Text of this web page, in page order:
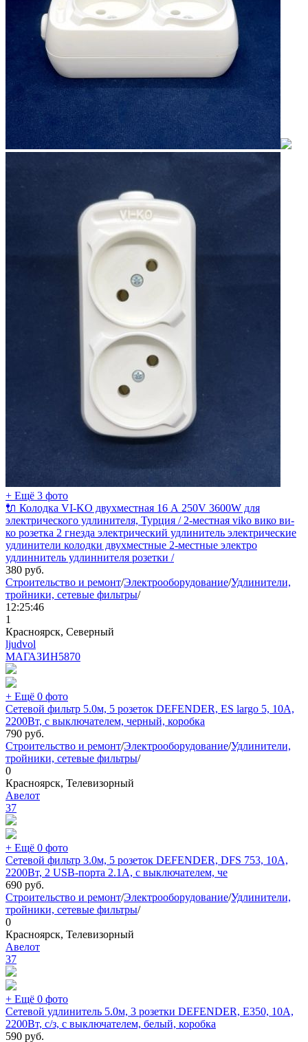
+ Ещё 3 фото
🔌 Колодка VI-KO двухместная 16 А 250V 3600W для
электрического удлинителя, Турция / 2-местная viko вико ви-
ко розетка 2 гнезда электрический удлинитель электрические
удлинители колодки двухместные 2-местные электро
удлиннитель удлиннителя розетки /
380 руб.
Строительство и ремонт/Электрооборудование/Удлинители,
тройники, сетевые фильтры/
12:25:46
1
Красноярск, Северный
ljudvol
МАГАЗИН5870
+ Ещё 0 фото
Сетевой фильтр 5.0м, 5 розеток DEFENDER, ES largo 5, 10А,
2200Вт, с выключателем, черный, коробка
790 руб.
Строительство и ремонт/Электрооборудование/Удлинители,
тройники, сетевые фильтры/
0
Красноярск, Телевизорный
Авелот
37
+ Ещё 0 фото
Сетевой фильтр 3.0м, 5 розеток DEFENDER, DFS 753, 10А,
2200Вт, 2 USB-порта 2.1A, с выключателем, че
690 руб.
Строительство и ремонт/Электрооборудование/Удлинители,
тройники, сетевые фильтры/
0
Красноярск, Телевизорный
Авелот
37
+ Ещё 0 фото
Сетевой удлинитель 5.0м, 3 розетки DEFENDER, E350, 10А,
2200Вт, с/з, с выключателем, белый, коробка
590 руб.